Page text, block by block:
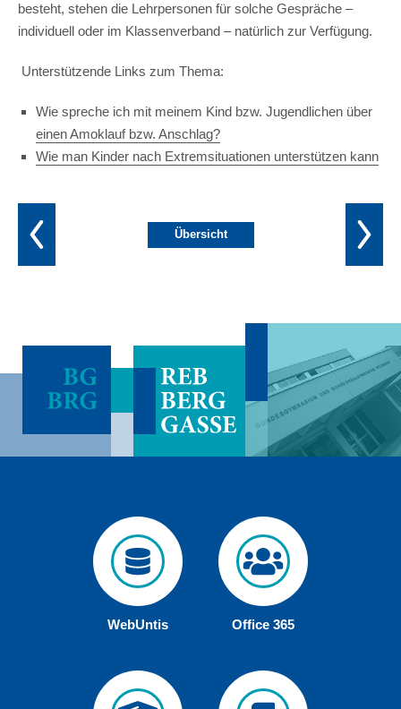
besteht, stehen die Lehrpersonen für solche Gespräche –
individuell oder im Klassenverband – natürlich zur Verfügung.
Unterstützende Links zum Thema:
Wie spreche ich mit meinem Kind bzw. Jugendlichen über
einen Amoklauf bzw. Anschlag?
Wie man Kinder nach Extremsituationen unterstützen kann
Übersicht
WebUntis Office 365